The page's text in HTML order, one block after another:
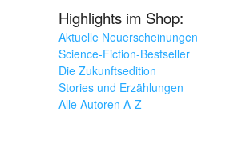
Highlights im Shop:
Aktuelle Neuerscheinungen
Science-Fiction-Bestseller
Die Zukunftsedition
Stories und Erzählungen
Alle Autoren A-Z